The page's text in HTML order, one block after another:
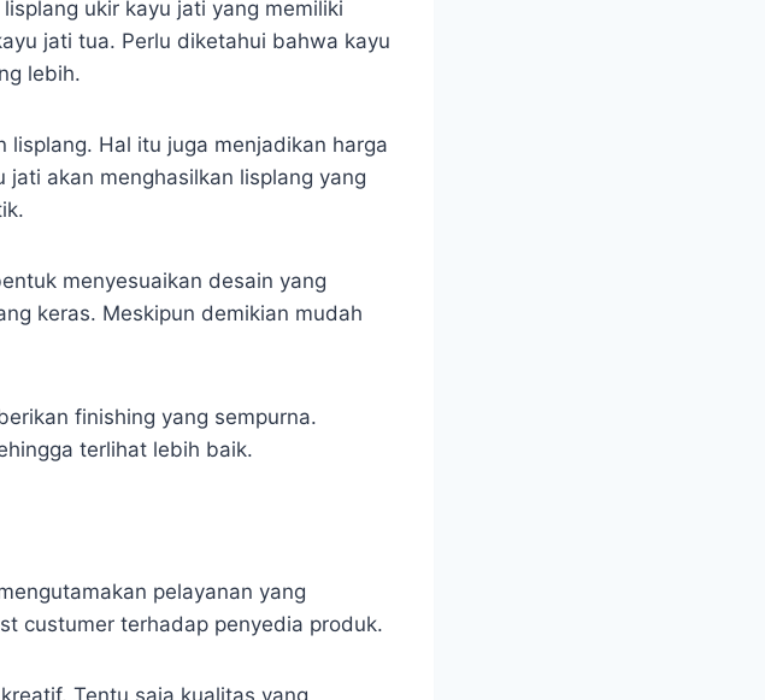
ukir kayu jati yang memiliki
jati tua. Perlu diketahui bahwa kayu
lebih.
Hal itu juga menjadikan harga
akan menghasilkan lisplang yang
menyesuaikan desain yang
keras. Meskipun demikian mudah
finishing yang sempurna.
terlihat lebih baik.
pelayanan yang
custumer terhadap penyedia produk.
Tentu saja kualitas yang